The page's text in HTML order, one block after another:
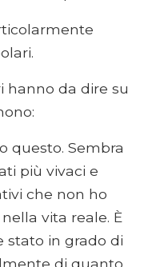
hanno da dire su
questo. Sembra
più vivaci e
che non ho
vita reale. È
stato in grado di